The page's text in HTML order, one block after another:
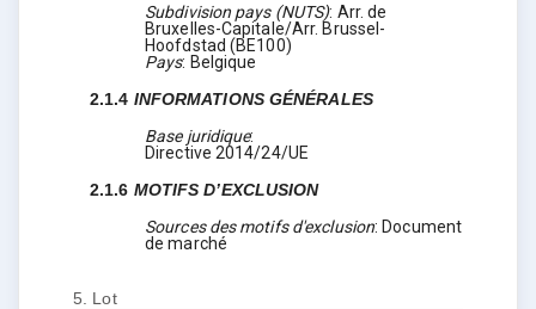
Subdivision pays (NUTS): Arr. de
Bruxelles-Capitale/Arr. Brussel-
Hoofdstad (BE100)
Pays: Belgique
2.1.4 INFORMATIONS GÉNÉRALES
Base juridique:
Directive 2014/24/UE
2.1.6 MOTIFS D’EXCLUSION
Sources des motifs d'exclusion:Document
de marché
5. Lot